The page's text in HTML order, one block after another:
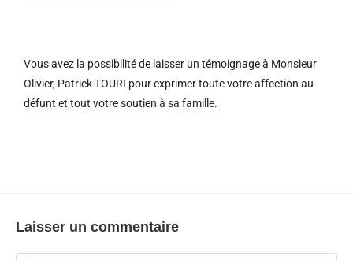
Vous avez la possibilité de laisser un témoignage à Monsieur
Olivier, Patrick TOURI pour exprimer toute votre affection au
défunt et tout votre soutien à sa famille.
Laisser un commentaire